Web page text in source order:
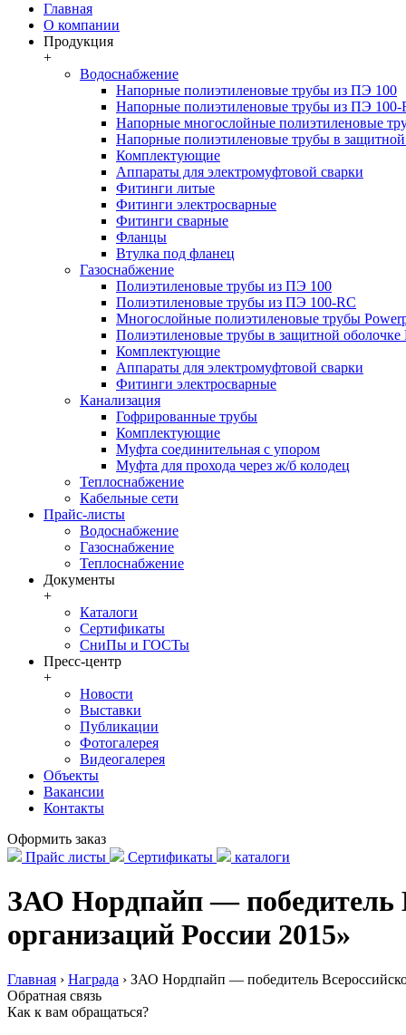
Главная
О компании
Продукция
+
Водоснабжение
Напорные полиэтиленовые трубы из ПЭ 100
Напорные полиэтиленовые трубы из ПЭ 100-
Напорные многослойные полиэтиленовые
Напорные полиэтиленовые трубы в защитной
Комплектующие
Аппараты для электромуфтовой сварки
Фитинги литые
Фитинги электросварные
Фитинги сварные
Фланцы
Втулка под фланец
Газоснабжение
Полиэтиленовые трубы из ПЭ 100
Полиэтиленовые трубы из ПЭ 100-RC
Многослойные полиэтиленовые трубы
Полиэтиленовые трубы в защитной оболочке
Комплектующие
Аппараты для электромуфтовой сварки
Фитинги электросварные
Канализация
Гофрированные трубы
Комплектующие
Муфта соединительная с упором
Муфта для прохода через ж/б колодец
Теплоснабжение
Кабельные сети
Прайс-листы
Водоснабжение
Газоснабжение
Теплоснабжение
Документы
+
Каталоги
Сертификаты
СниПы и ГОСТы
Пресс-центр
+
Новости
Выставки
Публикации
Фотогалерея
Видеогалерея
Объекты
Вакансии
Контакты
Оформить заказ
Прайс листы
Сертификаты каталоги
ЗАО Нордпайп — победитель
организаций России 2015»
Главная › Награда › ЗАО Нордпайп — победитель
Обратная связь
Как к вам обращаться?